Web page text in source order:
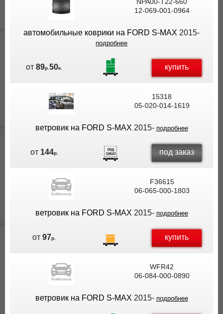
12-069-001-0964
автомобильные коврики на FORD S-MAX 2015-
подробнее
от89р.50к. купить
15318
05-020-014-1619
ветровик на FORD S-MAX 2015- подробнее
от 144р. под заказ
F36615
06-065-000-1803
ветровик на FORD S-MAX 2015- подробнее
от97р. купить
WFR42
06-084-000-0890
ветровик на FORD S-MAX 2015- подробнее